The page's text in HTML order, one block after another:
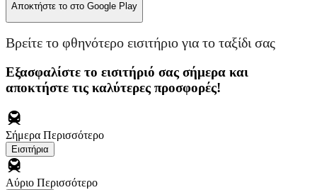
Αποκτήστε το στο Google Play
Βρείτε το φθηνότερο εισιτήριο για το ταξίδι σας
Εξασφαλίστε το εισιτήριό σας σήμερα και
αποκτήστε τις καλύτερες προσφορές!
Σήμερα Περισσότερο
Εισιτήρια
Αύριο Περισσότερο